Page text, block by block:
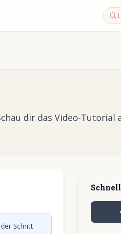
dir das Video-Tutorial
Schritt-